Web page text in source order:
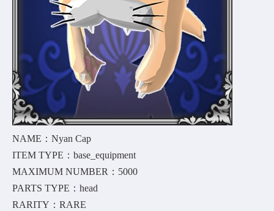
NAME：Nyan Cap
ITEM TYPE：base_equipment
MAXIMUM NUMBER：5000
PARTS TYPE：head
RARITY：RARE